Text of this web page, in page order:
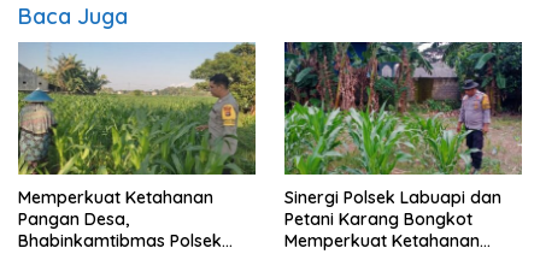
Baca Juga
Memperkuat Ketahanan
Pangan Desa,
Bhabinkamtibmas Polsek
Sinergi Polsek Labuapi dan
Petani Karang Bongkot
Memperkuat Ketahanan